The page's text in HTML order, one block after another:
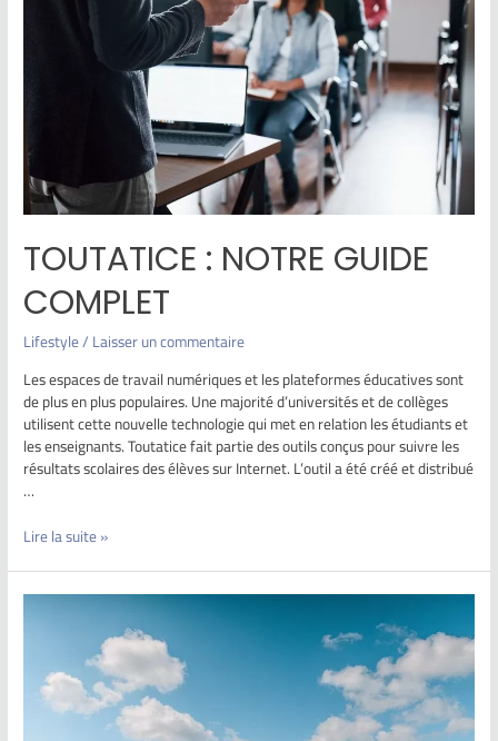
TOUTATICE : NOTRE GUIDE
COMPLET
Lifestyle/Laisser un commentaire
Les espaces de travail numériques et les plateformes éducatives sont
de plus en plus populaires. Une majorité d’universités et de collèges
utilisent cette nouvelle technologie qui met en relation les étudiants et
les enseignants. Toutatice fait partie des outils conçus pour suivre les
résultats scolaires des élèves sur Internet. L’outil a été créé et distribué
…
Lire la suite »